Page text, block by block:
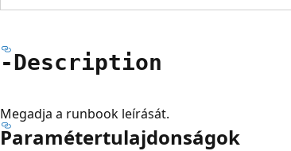
-Description
Megadja a runbook leírását.
Paramétertulajdonságok